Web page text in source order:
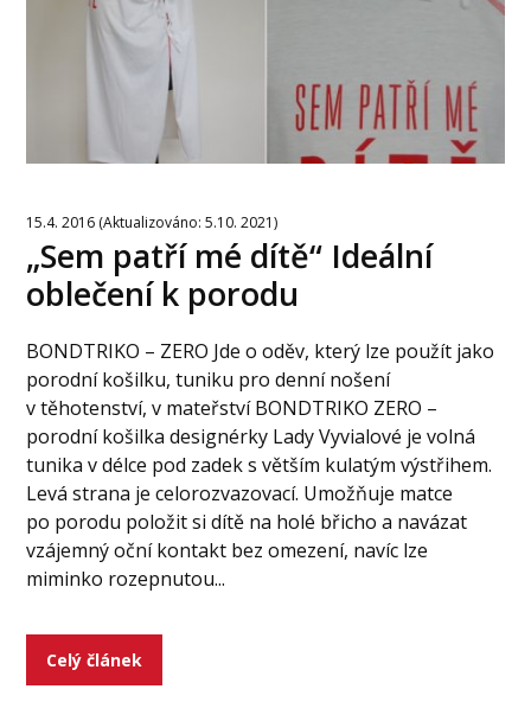
15.4. 2016 (Aktualizováno: 5.10. 2021)
„Sem patří mé dítě“ Ideální
oblečení k porodu
BONDTRIKO – ZERO Jde o oděv, který lze použít jako
porodní košilku, tuniku pro denní nošení
v těhotenství, v mateřství BONDTRIKO ZERO –
porodní košilka designérky Lady Vyvialové je volná
tunika v délce pod zadek s větším kulatým výstřihem.
Levá strana je celorozvazovací. Umožňuje matce
po porodu položit si dítě na holé břicho a navázat
vzájemný oční kontakt bez omezení, navíc lze
miminko rozepnutou...
Celý článek